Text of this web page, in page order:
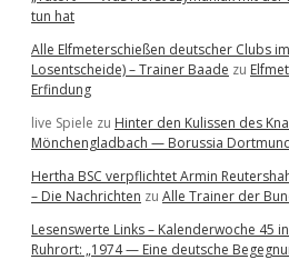
tun hat
Alle Elfmeterschießen deutscher Clubs
Losentscheide) – Trainer Baade zu
Erfindung
live Spiele zu Hinter den Kulissen des
Mönchengladbach — Borussia
Hertha BSC verpflichtet Armin
– Die Nachrichten zu Alle Trainer der
Lesenswerte Links – Kalenderwoche 45
Ruhrort: „1974 — Eine deutsche